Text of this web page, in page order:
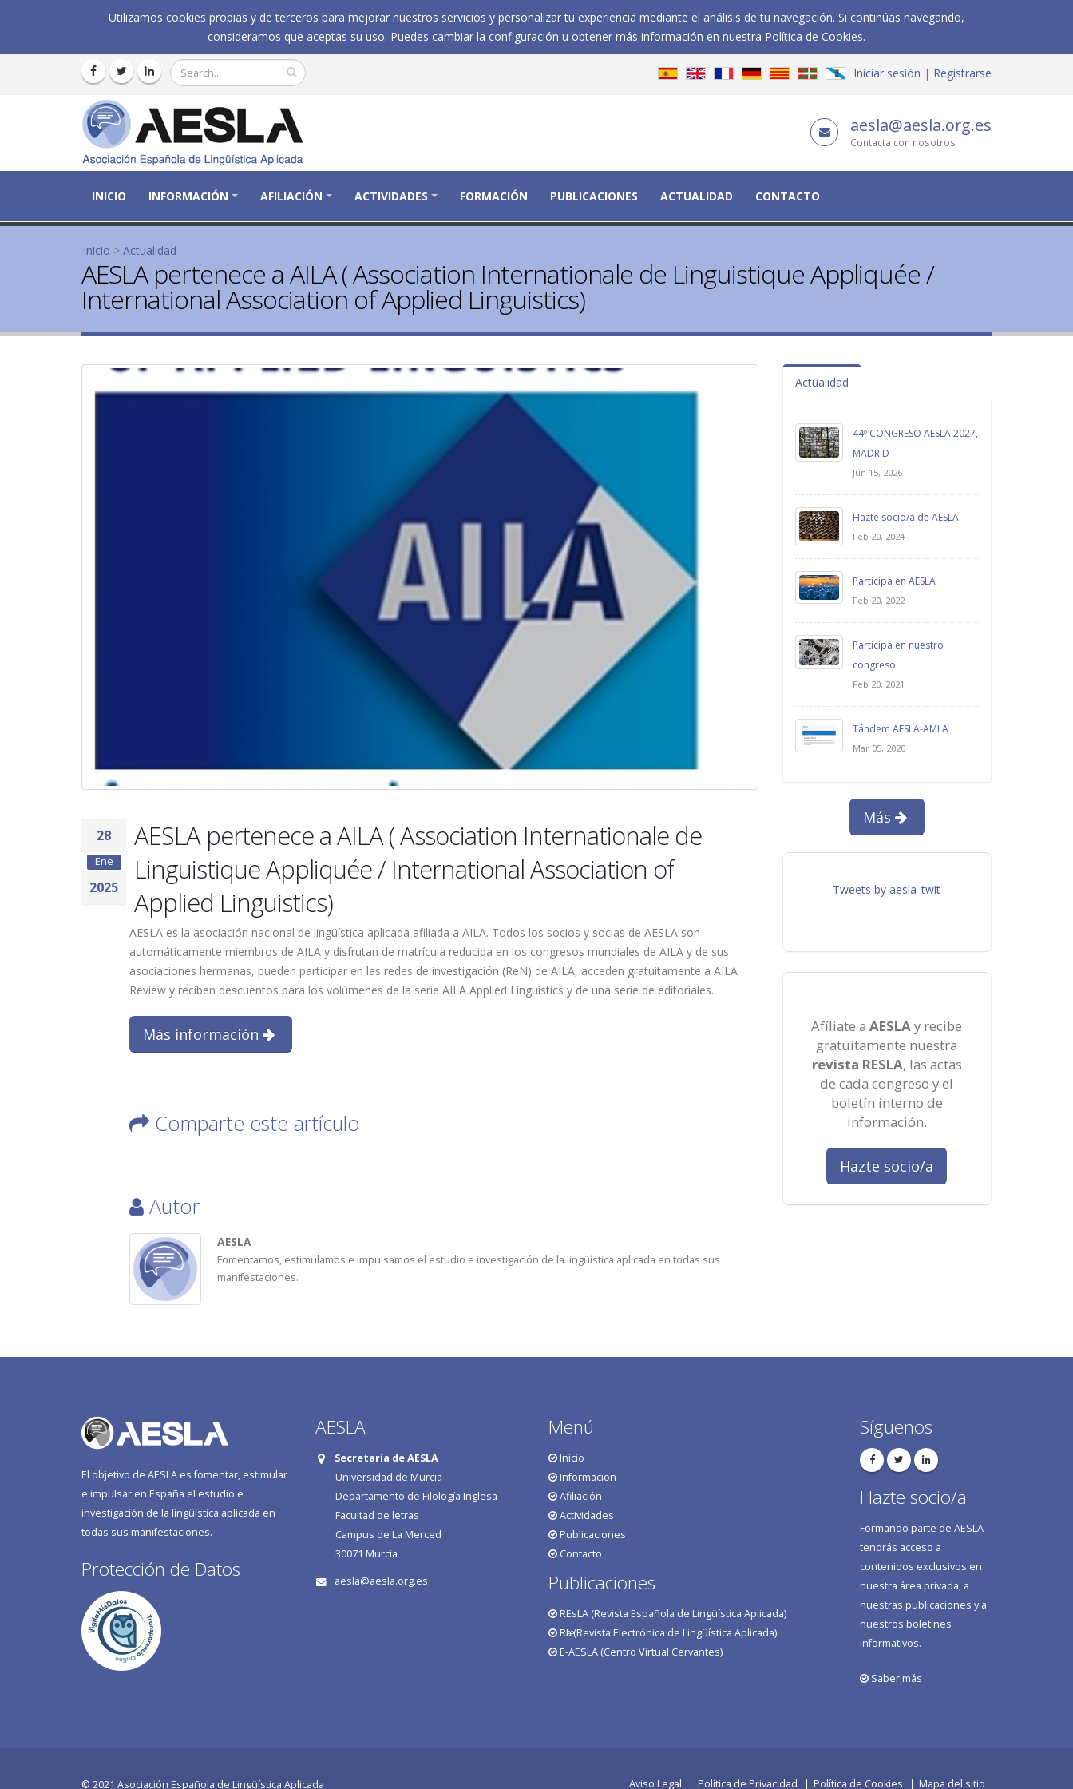
Utilizamos cookies propias y de terceros para mejorar nuestros servicios y personalizar tu experiencia mediante el análisis de tu navegación. Si continúas navegando,
consideramos que aceptas su uso. Puedes cambiar la configuración u obtener más información en nuestra Política de Cookies.
Iniciar sesión Registrarse
aesla@aesla.org.es
Contacta con nosotros
INICIO INFORMACIÓN AFILIACIÓN ACTIVIDADES FORMACIÓN PUBLICACIONES ACTUALIDAD CONTACTO
Se encuentra usted aquí
Inicio > Actualidad
AESLA pertenece a AILA ( Association Internationale de Linguistique Appliquée /
International Association of Applied Linguistics)
28
Ene
2025
AESLA pertenece a AILA ( Association Internationale de
Linguistique Appliquée / International Association of
Applied Linguistics)
AESLA es la asociación nacional de lingüística aplicada afiliada a AILA. Todos los socios y socias de AESLA son
automáticamente miembros de AILA y disfrutan de matrícula reducida en los congresos mundiales de AILA y de sus
asociaciones hermanas, pueden participar en las redes de investigación (ReN) de AILA, acceden gratuitamente a AILA
Review y reciben descuentos para los volúmenes de la serie AILA Applied Linguistics y de una serie de editoriales.
Más información
Comparte este artículo
Autor
AESLA
Fomentamos, estimulamos e impulsamos el estudio e investigación de la lingüística aplicada en todas sus
manifestaciones.
Actualidad
44º CONGRESO AESLA 2027,
MADRID
Jun 15, 2026
Hazte socio/a de AESLA
Feb 20, 2024
Participa en AESLA
Feb 20, 2022
Participa en nuestro
congreso
Feb 20, 2021
Tándem AESLA-AMLA
Mar 05, 2020
Más
Tweets by aesla_twit
Afíliate aAESLAy recibe
gratuitamente nuestra
revista RESLA, las actas
de cada congreso y el
boletín interno de
información.
Hazte socio/a
El objetivo de AESLA es fomentar, estimular
e impulsar en España el estudio e
investigación de la lingüística aplicada en
todas sus manifestaciones.
Protección de Datos
AESLA
Secretaría de AESLA
Universidad de Murcia
Departamento de Filología Inglesa
Facultad de letras
Campus de La Merced
30071 Murcia
aesla@aesla.org.es
Menú
Inicio
Informacion
Afiliación
Actividades
Publicaciones
Contacto
Publicaciones
REsLA (Revista Española de Lingüística Aplicada)
RӕL (Revista Electrónica de Lingüística Aplicada)
E-AESLA (Centro Virtual Cervantes)
Síguenos
Hazte socio/a
Formando parte de AESLA
tendrás acceso a
contenidos exclusivos en
nuestra área privada, a
nuestras publicaciones y a
nuestros boletines
informativos.
Saber más
© 2021 Asociación Española de Lingüística Aplicada Aviso Legal Política de Privacidad Política de Cookies Mapa del sitio